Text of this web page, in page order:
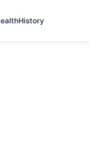
History